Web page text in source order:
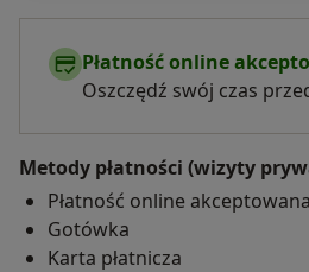
Płatność online
Oszczędź swój czas
Metody płatności (wizyty
Płatność online akceptowana
Gotówka
Karta płatnicza